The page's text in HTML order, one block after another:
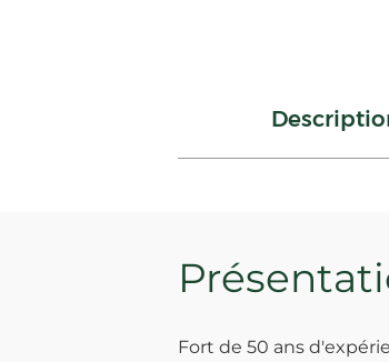
Fort de 50 ans